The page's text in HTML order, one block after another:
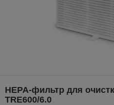
HEPA-фильтр для
TRE600/6.0